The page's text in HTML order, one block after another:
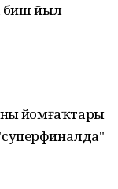
биш йыл
йомғаҡтары